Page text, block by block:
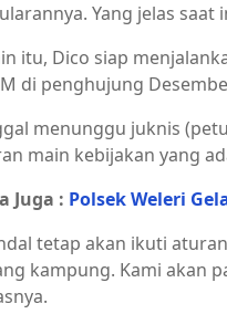
Yang jelas
itu, Dico siap
di penghujung
menunggu juknis
main kebijakan yang
Juga : Polsek Weleri
tetap akan ikuti
kampung. Kami akan